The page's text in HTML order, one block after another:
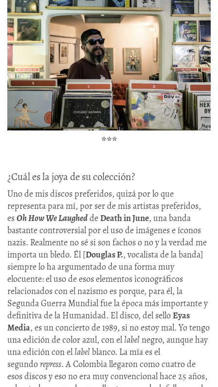
***
¿Cuál es la joya de su colección?
Uno de mis discos preferidos, quizá por lo que
representa para mí, por ser de mis artistas preferidos,
esOh How We LaugheddeDeath in June, una banda
bastante controversial por el uso de imágenes e íconos
nazis. Realmente no sé si son fachos o no y la verdad me
importa un bledo. Él [Douglas P., vocalista de la banda]
siempre lo ha argumentado de una forma muy
elocuente: el uso de esos elementos iconográficos
relacionados con el nazismo es porque, para él, la
Segunda Guerra Mundial fue la época más importante y
definitiva de la Humanidad. El disco, del selloEyas
Media, es un concierto de 1989, si no estoy mal. Yo tengo
una edición de color azul, con el labelnegro, aunque hay
una edición con el labelblanco. La mía es el
segundorepress. A Colombia llegaron como cuatro de
esos discos y eso no era muy convencional hace 25 años,